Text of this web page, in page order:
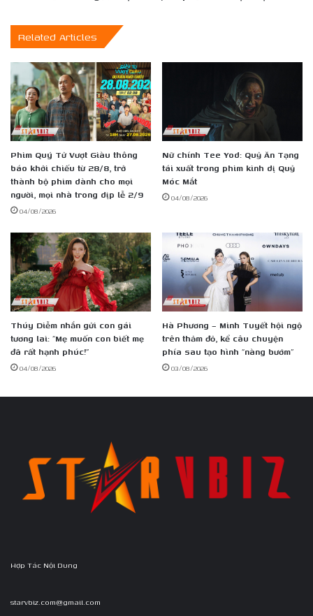
Tuấn:
“Là
Nam,
tôi
phải
hát
nhạc
Việt”
Related Articles
Phim Quý Tử Vượt Giàu thông
báo khởi chiếu từ 28/8, trở
thành bộ phim dành cho mọi
người, mọi nhà trong dịp lễ 2/9
04/08/2026
Nữ chính Tee Yod: Quỷ Ăn Tạng
tái xuất trong phim kinh dị Quỷ
Móc Mắt
04/08/2026
Thúy Diễm nhắn gửi con gái
tương lai: “Mẹ muốn con biết mẹ
đã rất hạnh phúc!”
04/08/2026
Hà Phương – Minh Tuyết hội ngộ
trên thảm đỏ, kể câu chuyện
phía sau tạo hình “nàng bướm”
03/08/2026
Hợp Tác Nội Dung
starvbiz.com@gmail.com